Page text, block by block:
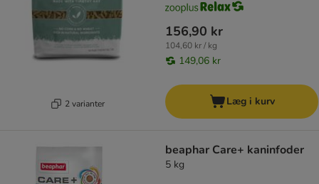
2 varianter
156,90 kr
104,60 kr / kg
149,06 kr
Læg i kurv
beaphar Care+ kaninfoder
5 kg